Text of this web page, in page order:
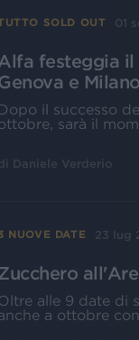
SOLD OUT 01
festeggia il
e Milano
Dopo il successo
sarà il
Daniele Verderio
NUOVE DATE 23 lug
alle 9 date di
a ottobre